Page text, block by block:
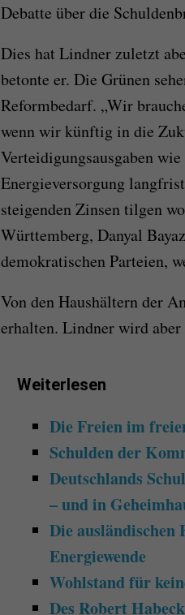
Debatte über die
Dies hat Lindner zuletzt
betonte er. Die Grünen
Reformbedarf. „Wir
wenn wir künftig in die
Verteidigungsausgaben
Energieversorgung
steigenden Zinsen tilgen
Württemberg, Danyal
demokratischen Parteien,
Von den Haushältern der
erhalten. Lindner wird
Weiterlesen
Die Freien im
Schulden der
Deutschlands
– und in
Die
Energiewende
Wohlstand für
Des Robert